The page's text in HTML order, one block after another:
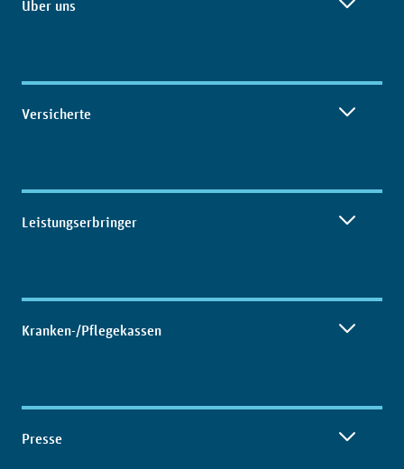
Über uns
Versicherte
Leistungserbringer
Kranken-/Pflegekassen
Presse